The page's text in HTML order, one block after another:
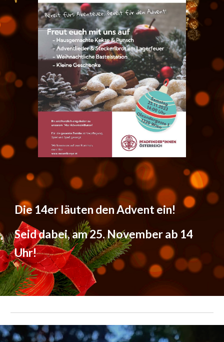
Die 14er läuten den Advent ein!
Seid dabei, am 25. November ab 14
Uhr!